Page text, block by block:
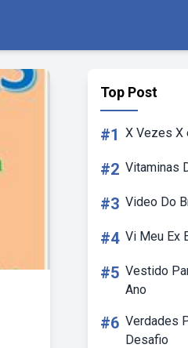
Top Post
#1 X Vezes X
#2 Vitaminas
#3 Video Do
#4 Vi Meu Ex
#5 Vestido
Ano
#6 Verdades
Desafio